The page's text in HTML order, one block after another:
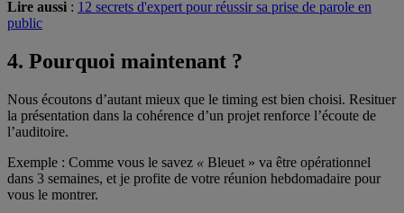
Lire aussi : 12 secrets d'expert pour réussir sa prise de parole en
public
4. Pourquoi maintenant ?
Nous écoutons d’autant mieux que le timing est bien choisi. Resituer
la présentation dans la cohérence d’un projet renforce l’écoute de
l’auditoire.
Exemple : Comme vous le savez « Bleuet » va être opérationnel
dans 3 semaines, et je profite de votre réunion hebdomadaire pour
vous le montrer.